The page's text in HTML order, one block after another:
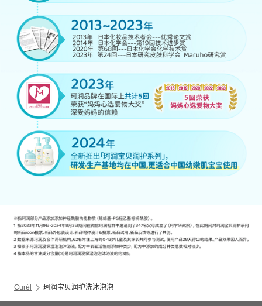
Curél 珂润宝贝润护洗沐泡泡